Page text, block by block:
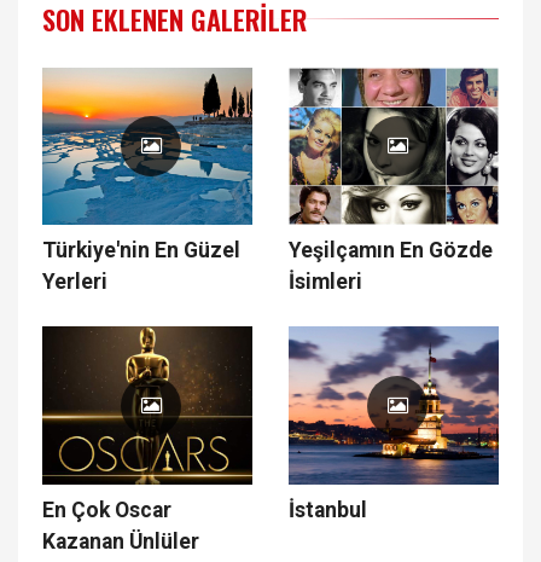
SON EKLENEN GALERILER
Türkiye'nin En Güzel
Yerleri
Yeşilçamın En Gözde
İsimleri
En Çok Oscar
Kazanan Ünlüler
İstanbul